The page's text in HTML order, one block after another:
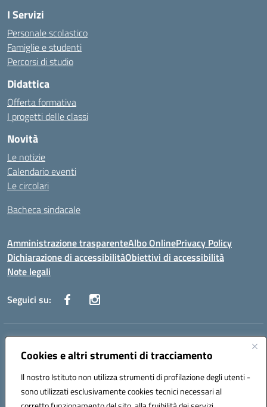
Cookies e altri strumenti di tracciamento
Il nostro Istituto non utilizza strumenti di profilazione degli utenti -
sono utilizzati esclusivamente cookies tecnici necessari al
I Servizi
Personale scolastico
Famiglie e studenti
Percorsi di studio
Didattica
Offerta formativa
I progetti delle classi
Novità
Le notizie
Calendario eventi
Le circolari
Bacheca sindacale
Amministrazione trasparenteAlbo OnlinePrivacy Policy
Dichiarazione di accessibilitàObiettivi di accessibilità
Note legali
Seguici su:
Indirizzo:
Centralino:0924 534873 Salemi - 0924534879 Partanna
Posta elettronica certificata (PEC):tpis002005@pec.istruzione.it
Codice fiscale: 90000320813